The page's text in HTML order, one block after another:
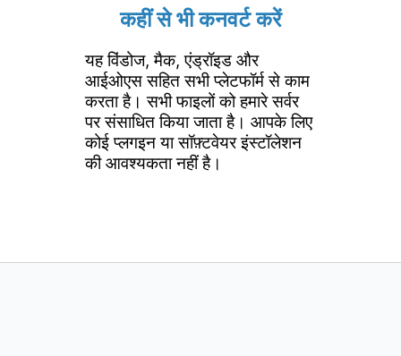
कहीं से भी कनवर्ट करें
यह विंडोज, मैक, एंड्रॉइड और
आईओएस सहित सभी प्लेटफॉर्म से काम
करता है। सभी फाइलों को हमारे सर्वर
पर संसाधित किया जाता है। आपके लिए
कोई प्लगइन या सॉफ़्टवेयर इंस्टॉलेशन
की आवश्यकता नहीं है।